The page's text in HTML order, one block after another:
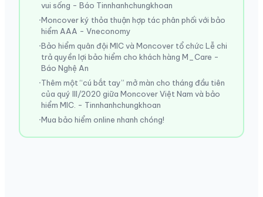
vui sống - Báo Tinnhanhchungkhoan
Moncover ký thỏa thuận hợp tác phân phối với bảo
hiểm AAA - Vneconomy
Bảo hiểm quân đội MIC và Moncover tổ chức Lễ chi
trả quyền lợi bảo hiểm cho khách hàng M_Care -
Báo Nghệ An
Thêm một “cú bắt tay” mở màn cho tháng đầu tiên
của quý III/2020 giữa Moncover Việt Nam và bảo
hiểm MIC. - Tinnhanhchungkhoan
Mua bảo hiểm online nhanh chóng!